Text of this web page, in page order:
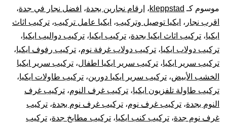
فك
وتركيب
غرف
دولاب
قطع
موسوم كـ kleppstad، ارقام نجارين بجدة، افضل نجار في جدة،
اقرب نجار ، ايكيا توصيل وتركيب، ايكيا عامل تركيب، تركيب اثاث
ايكيا، تركيب اثاث ايكيا بجدة، تركيب ايكيا، تركيب دواليب ايكيا،
تركيب دولاب ايكيا، تركيب دولاب غرفة نوم، تركيب رفوف ايكيا،
تركيب سرير ايكيا، تركيب سرير ايكيا اطفال، تركيب سرير ايكيا
الخشب الأبيض، تركيب سرير ايكيا دورين، تركيب طاولات ايكيا،
تركيب طاولة تلفزيون ايكيا، تركيب غرف النوم، تركيب غرف
النوم بجدة، تركيب غرف نوم، تركيب غرف نوم بجدة، تركيب
غرف نوم جدة، تركيب كنب ايكيا، تركيب مطابخ جدة، تركيب